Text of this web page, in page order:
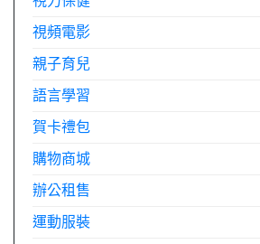
視頻電影
親子育兒
語言學習
賀卡禮包
購物商城
辦公租售
運動服裝